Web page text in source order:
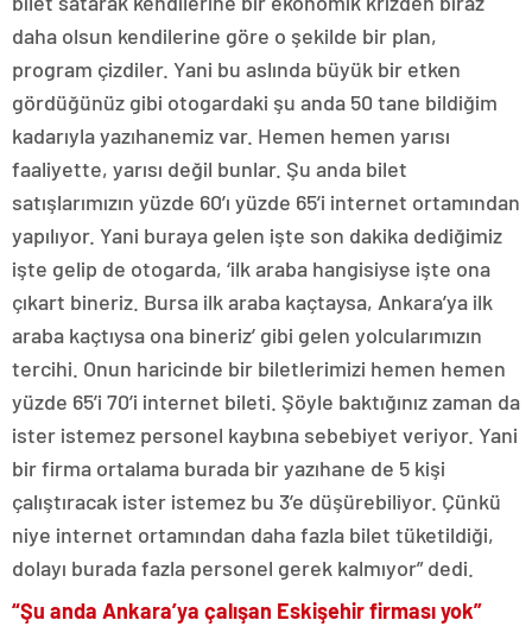
daha olsun kendilerine göre o şekilde bir plan,
program çizdiler. Yani bu aslında büyük bir etken
gördüğünüz gibi otogardaki şu anda 50 tane bildiğim
kadarıyla yazıhanemiz var. Hemen hemen yarısı
faaliyette, yarısı değil bunlar. Şu anda bilet
satışlarımızın yüzde 60’ı yüzde 65’i internet ortamından
yapılıyor. Yani buraya gelen işte son dakika dediğimiz
işte gelip de otogarda, ‘ilk araba hangisiyse işte ona
çıkart bineriz. Bursa ilk araba kaçtaysa, Ankara’ya ilk
araba kaçtıysa ona bineriz’ gibi gelen yolcularımızın
tercihi. Onun haricinde bir biletlerimizi hemen hemen
yüzde 65’i 70’i internet bileti. Şöyle baktığınız zaman da
ister istemez personel kaybına sebebiyet veriyor. Yani
bir firma ortalama burada bir yazıhane de 5 kişi
çalıştıracak ister istemez bu 3’e düşürebiliyor. Çünkü
niye internet ortamından daha fazla bilet tüketildiği,
dolayı burada fazla personel gerek kalmıyor” dedi.
“Şu anda Ankara’ya çalışan Eskişehir firması yok”